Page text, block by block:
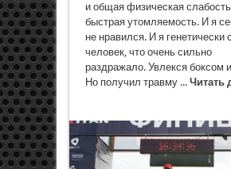
и общая физическая
быстрая утомляемость. И я
не нравился. И я генетически
человек, что очень сильно
раздражало. Увлекся боксом
Но получил травму ... Читать